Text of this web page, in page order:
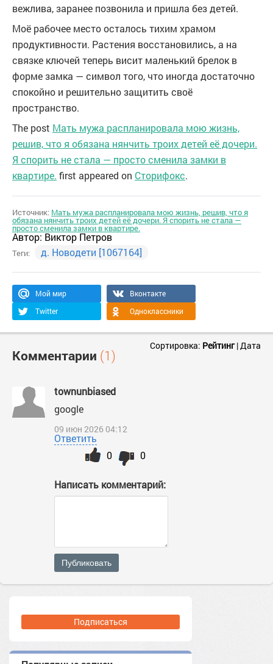
вежлива, заранее позвонила и пришла без детей.
Моё рабочее место осталось тихим храмом
продуктивности. Растения восстановились, а на
связке ключей теперь висит маленький брелок в
форме замка — символ того, что иногда достаточно
спокойно и решительно защитить своё
пространство.
The post Мать мужа распланировала мою жизнь,
решив, что я обязана нянчить троих детей её дочери.
Я спорить не стала — просто сменила замки в
квартире. first appeared on Сторифокс.
Источник: Мать мужа распланировала мою жизнь, решив, что я
обязана нянчить троих детей её дочери. Я спорить не стала —
просто сменила замки в квартире.
Автор: Виктор Петров
Теги: д. Новодети [1067164]
Мой мир
Вконтакте
Twitter
Одноклассники
Комментарии (1)
Сортировка: Рейтинг|Дата
townunbiased
google
09 июн 2026 04:12
Ответить
0
0
Написать комментарий:
Публиковать
Подписаться